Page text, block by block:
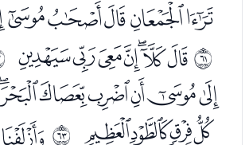
ﰼﭚﭛﭜﭝﭞﭟﭠ
ﭬﭭﭮﭯ ﰾ